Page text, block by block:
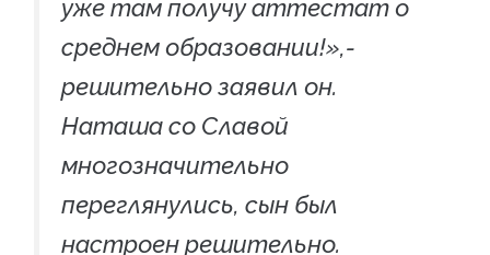
уже там получу аттестат о
среднем образовании!»,-
решительно заявил он.
Наташа со Славой
многозначительно
переглянулись, сын был
настроен решительно.